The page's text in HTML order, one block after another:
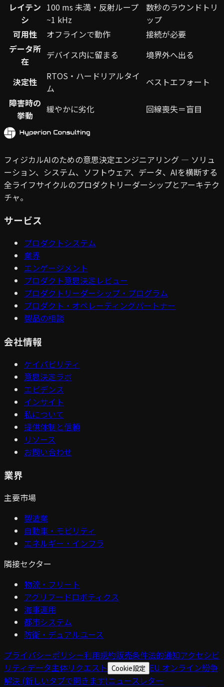
レイテン
シ
100 ms 未満・反射ループ
~1 kHz
数秒のラウンドトリ
ップ
可用性
オフラインで動作
接続が必要
データ所
在
デバイス内に留まる 境界外へ出る
決定性
RTOS・ハードリアルタイ
ム
ベストエフォート
障害時の
挙動
緩やかに劣化 回線喪失＝盲目
フィジカルAIのための意思決定エンジニアリング — ソリュ
ーション、システム、ソフトウェア、データ、AIを横断する
全ライフサイクルのプロダクトリーダーシップとアーキテク
チャ。
サービス
プロダクトシステム
業界
エンゲージメント
プロダクト意思決定レビュー
プロダクトリーダーシップ・プログラム
プロダクト・オペレーティングパートナー
製品の相談
会社情報
ケイパビリティ
意思決定ラボ
エビデンス
インサイト
私について
提供体制と信頼
リソース
お問い合わせ
業界
主要市場
製造業
自動車・モビリティ
エネルギー・インフラ
隣接セクター
物流・フリート
アグリフードロボティクス
海事運用
都市システム
防衛・デュアルユース
プライバシーポリシー利用規約販売条件法的通知アクセシビ
リティデータ主体リクエスト Cookie設定 EU オンライン紛争
解決 (新しいタブで開きます)ニュースレター